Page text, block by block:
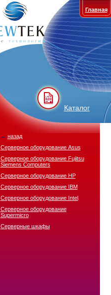
Главная
Каталог
← назад
Серверное оборудование Asus
Серверное оборудование Fujitsu
Siemens Computers
Серверное оборудование HP
Серверное оборудование IBM
Серверное оборудование Intel
Серверное оборудование
Supermicro
Серверные шкафы